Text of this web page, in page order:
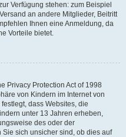
Verfügung stehen: zum Beispiel
an andere Mitglieder, Beitritt
Ihnen eine Anmeldung, da
Vorteile bietet.
Privacy Protection Act of 1998
von Kindern im Internet von
dass Websites, die
unter 13 Jahren erheben,
des oder der
sich unsicher sind, ob dies auf